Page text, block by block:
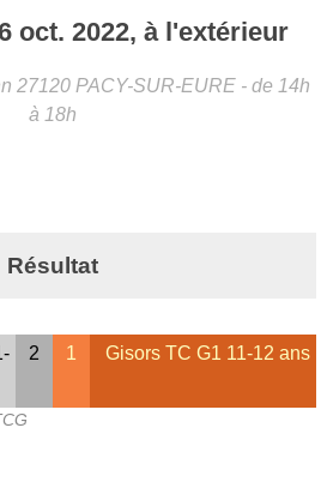
oct. 2022, à l'extérieur
27120 PACY-SUR-EURE - de 14h
à 18h
Résultat
2 1 Gisors TC G1 11-12 ans